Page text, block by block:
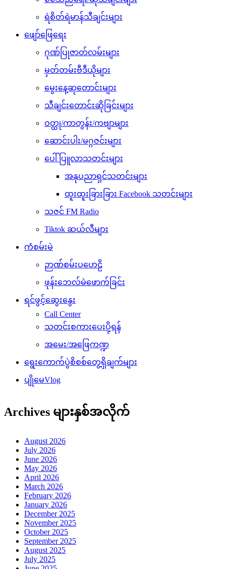
ရဲစိတ်ရဲမာန်သီချင်းများ
ဖျော်ဖြေရေး
ဂုဏ်ပြုဇာတ်လမ်းများ
မှတ်တမ်းဗီဒီယိုများ
မွေးနေ့ဆုတောင်းများ
သီချင်းတောင်းဆိုခြင်းများ
ဝတ္ထု/ကာတွန်း/ကဗျာများ
ဆောင်းပါး/မဂ္ဂဇင်းများ
ပေါ်ပြူလာသတင်းများ
အနုပညာရှင်သတင်းများ
ထူးထူးခြားခြား Facebook သတင်းများ
သဇင် FM Radio
Tiktok ဆယ်လီများ
ကံစမ်းမဲ
ဉာဏ်စမ်းပဟေဠိ
ဖုန်းဘေလ်မဲဖောက်ခြင်း
ရင်ဖွင့်ဆွေးနွေး
Call Center
သတင်းစကားပေးပို့ရန်
အမေး/အဖြေကဏ္ဍ
ရွေးကောက်ပွဲစိစစ်တွေ့ရှိချက်များ
ပျိုမေVlog
Archives များနှစ်အလိုက်
August 2026
July 2026
June 2026
May 2026
April 2026
March 2026
February 2026
January 2026
December 2025
November 2025
October 2025
September 2025
August 2025
July 2025